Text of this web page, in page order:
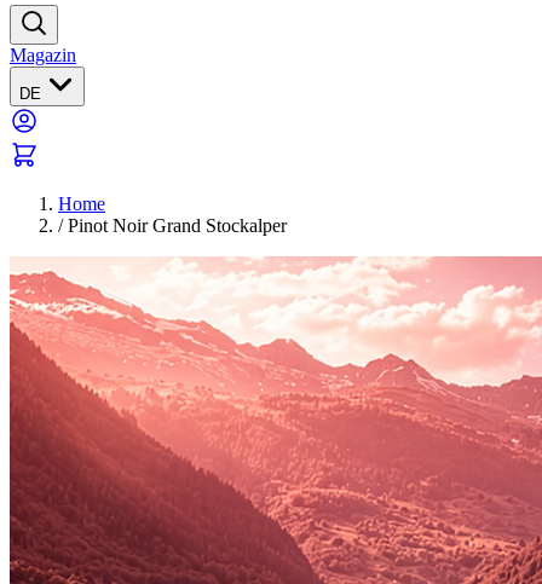
Magazin
DE
Home
/ Pinot Noir Grand Stockalper